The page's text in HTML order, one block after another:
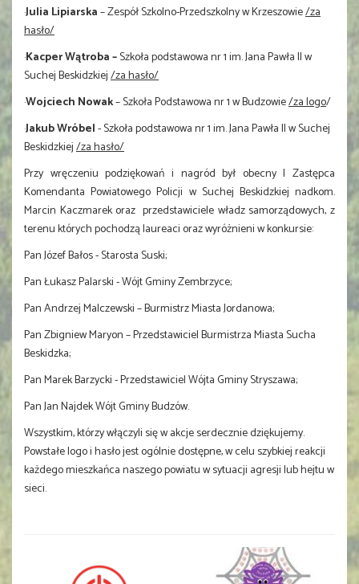
·Julia Lipiarska– Zespół Szkolno-Przedszkolny w Krzeszowie/za
hasło/
·Kacper Wątroba–Szkoła podstawowa nr 1 im. Jana Pawła II w
Suchej Beskidzkiej/za hasło/
·Wojciech Nowak– Szkoła Podstawowa nr 1 w Budzowie/za logo/
·Jakub Wróbel- Szkoła podstawowa nr 1 im. Jana Pawła II w Suchej
Beskidzkiej/za hasło/
Przy wręczeniu podziękowań i nagród był obecny I Zastępca
Komendanta Powiatowego Policji w Suchej Beskidzkiej nadkom.
Marcin Kaczmarek oraz przedstawiciele władz samorządowych, z
terenu których pochodzą laureaci oraz wyróżnieni w konkursie:
Pan Józef Bałos - Starosta Suski;
Pan Łukasz Palarski - Wójt Gminy Zembrzyce;
Pan Andrzej Malczewski – Burmistrz Miasta Jordanowa;
Pan Zbigniew Maryon – Przedstawiciel Burmistrza Miasta Sucha
Beskidzka;
Pan Marek Barzycki - Przedstawiciel Wójta Gminy Stryszawa;
Pan Jan Najdek Wójt Gminy Budzów.
Wszystkim, którzy włączyli się w akcje serdecznie dziękujemy.
Powstałe logo i hasło jest ogólnie dostępne, w celu szybkiej reakcji
każdego mieszkańca naszego powiatu w sytuacji agresji lub hejtu w
sieci.